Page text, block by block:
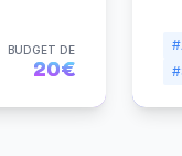
BUDGET DE
20€